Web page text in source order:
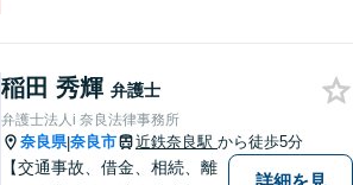
談しやすい弁護士を目指す
【夜間・休日面談可】【完全
個室】【近鉄奈良駅5分】
稲田 秀輝 弁護士
弁護士法人i 奈良法律事務所
奈良県|奈良市 近鉄奈良駅 から徒歩5分
【交通事故、借金、相続、離
詳細を見